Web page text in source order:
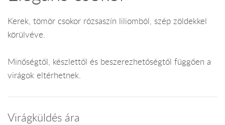
Kerek, tömör csokor rózsaszín liliomból, szép zöldekkel
körülvéve.
Minőségtől, készlettől és beszerezhetőségtől függően a
virágok eltérhetnek.
Virágküldés ára